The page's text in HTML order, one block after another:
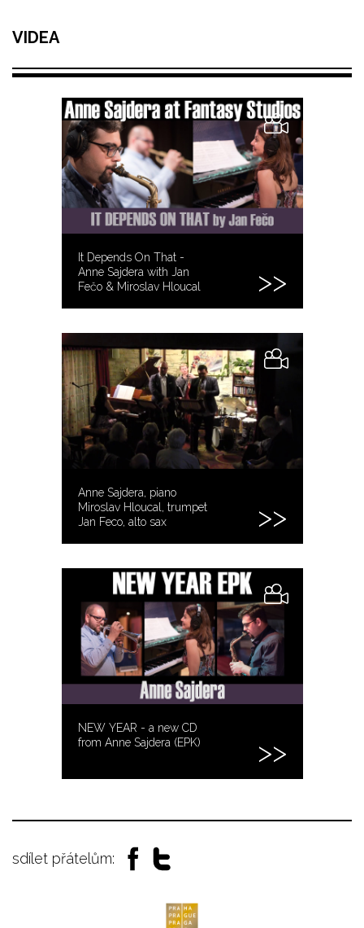
VIDEA
It Depends On That -
Anne Sajdera with Jan
Fečo & Miroslav Hloucal
Anne Sajdera, piano
Miroslav Hloucal, trumpet
Jan Feco, alto sax
NEW YEAR - a new CD
from Anne Sajdera (EPK)
sdílet přátelům: